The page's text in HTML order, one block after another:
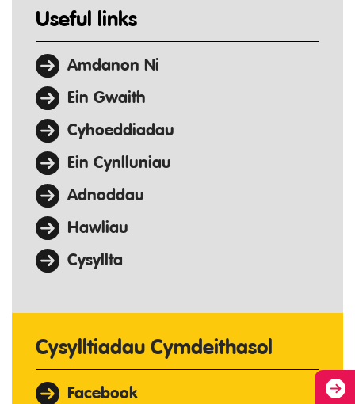
Useful links
Amdanon Ni
Ein Gwaith
Cyhoeddiadau
Ein Cynlluniau
Adnoddau
Hawliau
Cysyllta
Cysylltiadau Cymdeithasol
Facebook